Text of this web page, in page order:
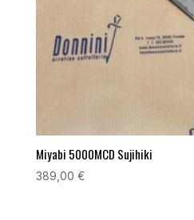
Miyabi 5000MCD Sujihiki
389,00 €